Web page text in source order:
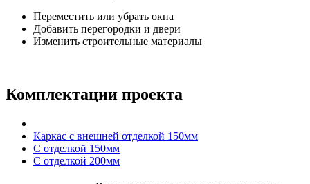
Переместить или убрать окна
Добавить перегородки и двери
Изменить строительные материалы
Комплектации проекта
Каркас с внешней отделкой 150мм
С отделкой 150мм
С отделкой 200мм